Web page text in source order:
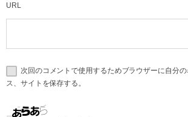
URL
次回のコメントで使用するためブラウザーに自分
ス、サイトを保存する。